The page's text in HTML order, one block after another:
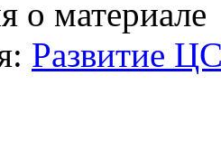
о материале
Развитие